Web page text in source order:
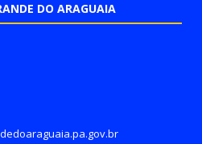
DO ARAGUAIA